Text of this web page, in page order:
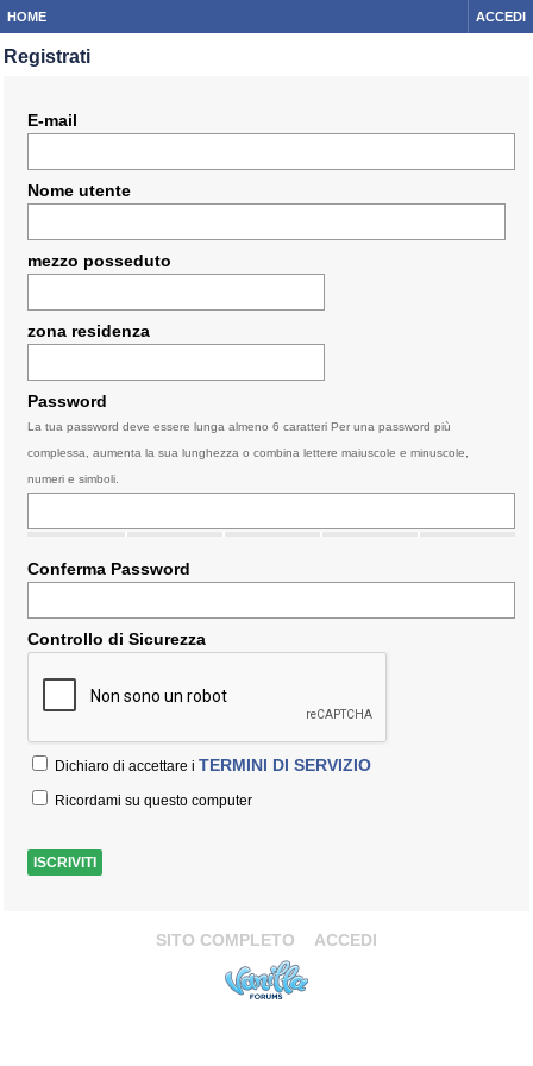
HOME ACCEDI
Registrati
E-mail
Nome utente
mezzo posseduto
zona residenza
Password
La tua password deve essere lunga almeno 6 caratteri Per una password più
complessa, aumenta la sua lunghezza o combina lettere maiuscole e minuscole,
numeri e simboli.
Conferma Password
Controllo di Sicurezza
Dichiaro di accettare i TERMINI DI SERVIZIO
Ricordami su questo computer
SITO COMPLETO ACCEDI